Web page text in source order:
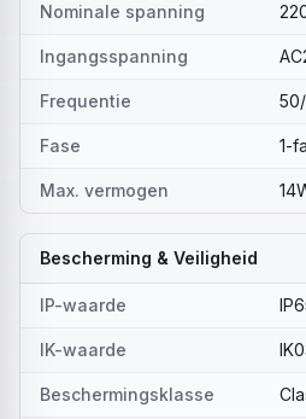
Nominale spanning
Ingangsspanning
Frequentie
Fase 1-
Max. vermogen
Bescherming & Veiligheid
IP-waarde
IK-waarde
Beschermingsklasse